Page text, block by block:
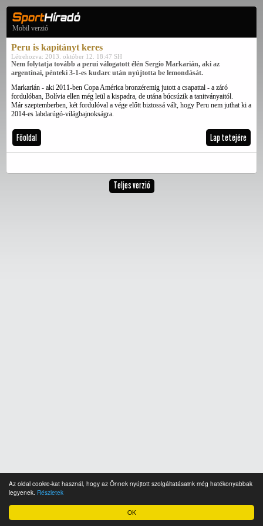
OK
Az oldal cookie-kat használ, hogy az Önnek nyújtott szolgáltatásaink még hatékonyabbak
legyenek. Részletek
Mobil verzió
Peru is kapitányt keres
Létrehozva: 2013. október 12. 18:47 SH
Nem folytatja tovább a perui válogatott élén Sergio Markarián, aki az
argentínai, pénteki 3-1-es kudarc után nyújtotta be lemondását.
Markarián - aki 2011-ben Copa América bronzéremig jutott a csapattal - a záró
fordulóban, Bolívia ellen még leül a kispadra, de utána búcsúzik a tanitványaitól.
Már szeptemberben, két fordulóval a vége előtt biztossá vált, hogy Peru nem juthat ki a
2014-es labdarúgó-világbajnokságra.
Főoldal Lap tetejére
Teljes verzió